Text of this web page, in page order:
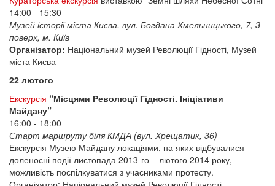
14:00 - 15:30
Музей історії міста Києва, вул. Богдана Хмельницького, 7, 3
поверх, м. Київ
Організатор: Національний музей Революції Гідності, Музей
міста Києва
22 лютого
Екскурсія “Місцями Революції Гідності. Ініціативи
Майдану”
16:00 - 18:00
Старт маршруту біля КМДА (вул. Хрещатик, 36)
Екскурсія Музею Майдану локаціями, на яких відбувалися
доленосні події листопада 2013-го – лютого 2014 року,
можливість поспілкуватися з учасниками протесту.